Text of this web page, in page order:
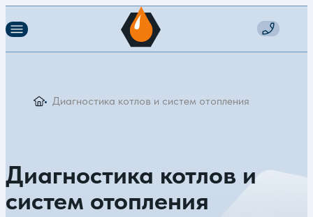
Диагностика котлов и систем отопления
Диагностика котлов и
систем отопления